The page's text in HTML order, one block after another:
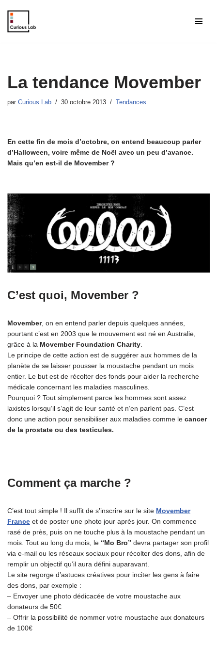
Aller
La tendance Movember
par Curious Lab 30 octobre 2013 Tendances
En cette fin de mois d’octobre, on entend beaucoup parler
d’Halloween, voire même de Noël avec un peu d’avance.
Mais qu’en est-il de Movember ?
C’est quoi, Movember ?
Movember, on en entend parler depuis quelques années,
pourtant c’est en 2003 que le mouvement est né en Australie,
grâce à la Movember Foundation Charity.
Le principe de cette action est de suggérer aux hommes de la
planète de se laisser pousser la moustache pendant un mois
entier. Le but est de récolter des fonds pour aider la recherche
médicale concernant les maladies masculines.
Pourquoi ? Tout simplement parce les hommes sont assez
laxistes lorsqu’il s’agit de leur santé et n’en parlent pas. C’est
donc une action pour sensibiliser aux maladies comme le cancer
de la prostate ou des testicules.
Comment ça marche ?
C’est tout simple ! Il suffit de s’inscrire sur le site Movember
France et de poster une photo jour après jour. On commence
rasé de près, puis on ne touche plus à la moustache pendant un
mois. Tout au long du mois, le “Mo Bro” devra partager son profil
via e-mail ou les réseaux sociaux pour récolter des dons, afin de
remplir un objectif qu’il aura défini auparavant.
Le site regorge d’astuces créatives pour inciter les gens à faire
des dons, par exemple :
– Envoyer une photo dédicacée de votre moustache aux
donateurs de 50€
– Offrir la possibilité de nommer votre moustache aux donateurs
de 100€